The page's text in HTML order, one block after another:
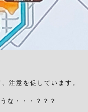
注意を促しています。
な・・・？？？